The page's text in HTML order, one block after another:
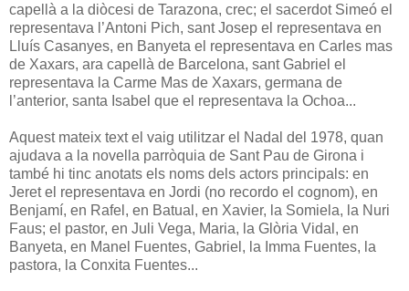
capellà a la diòcesi de Tarazona, crec; el sacerdot Simeó el
representava l’Antoni Pich, sant Josep el representava en
Lluís Casanyes, en Banyeta el representava en Carles mas
de Xaxars, ara capellà de Barcelona, sant Gabriel el
representava la Carme Mas de Xaxars, germana de
l’anterior, santa Isabel que el representava la Ochoa...
Aquest mateix text el vaig utilitzar el Nadal del 1978, quan
ajudava a la novella parròquia de Sant Pau de Girona i
també hi tinc anotats els noms dels actors principals: en
Jeret el representava en Jordi (no recordo el cognom), en
Benjamí, en Rafel, en Batual, en Xavier, la Somiela, la Nuri
Faus; el pastor, en Juli Vega, Maria, la Glòria Vidal, en
Banyeta, en Manel Fuentes, Gabriel, la Imma Fuentes, la
pastora, la Conxita Fuentes...